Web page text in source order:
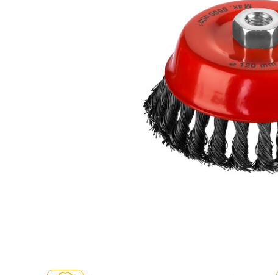
Материалы для отделки
Пиломатериалы